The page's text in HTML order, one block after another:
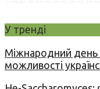
У тренді
Міжнародний день
можливості